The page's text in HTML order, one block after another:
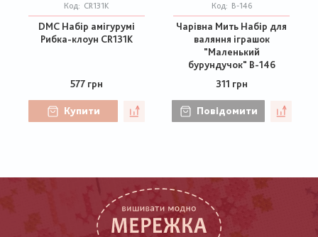
Код: CR131K
DMC Набір амігурумі
Рибка-клоун CR131K
577 грн
Купити
Код: В-146
Чарівна Мить Набір для
валяння іграшок
"Маленький
бурундучок" В-146
311 грн
Повідомити